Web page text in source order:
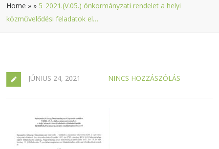
Home » » 5_2021.(V.05.) önkormányzati rendelet a helyi
közművelődési feladatok el…
JÚNIUS 24, 2021 NINCS HOZZÁSZÓLÁS